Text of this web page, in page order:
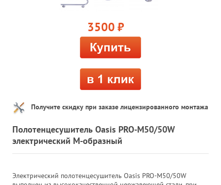
3500 руб.
Получите скидку при заказе лицензированного монтажа
Полотенцесушитель Oasis PRO-M50/50W
электрический М-образный
Электрический полотенцесушитель Oasis PRO-M50/50W